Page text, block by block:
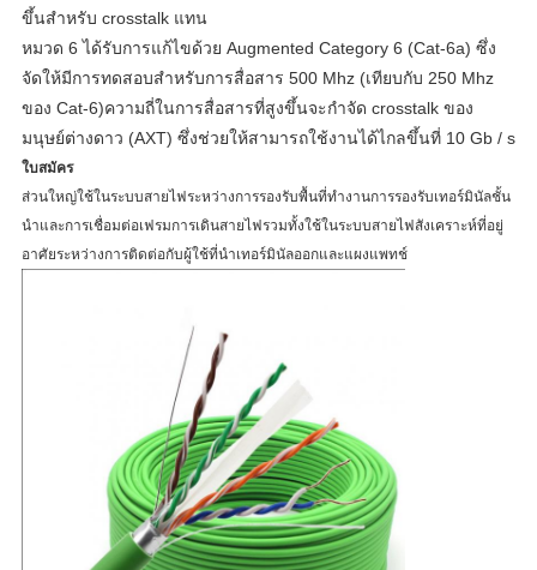
ขึ้นสำหรับ crosstalk แทน
หมวด 6 ได้รับการแก้ไขด้วย Augmented Category 6 (Cat-6a) ซึ่ง
จัดให้มีการทดสอบสำหรับการสื่อสาร 500 Mhz (เทียบกับ 250 Mhz
ของ Cat-6)ความถี่ในการสื่อสารที่สูงขึ้นจะกำจัด crosstalk ของ
มนุษย์ต่างดาว (AXT) ซึ่งช่วยให้สามารถใช้งานได้ไกลขึ้นที่ 10 Gb / s
ใบสมัคร
ส่วนใหญ่ใช้ในระบบสายไฟระหว่างการรองรับพื้นที่ทำงานการรองรับเทอร์มินัลชั้น
นำและการเชื่อมต่อเฟรมการเดินสายไฟรวมทั้งใช้ในระบบสายไฟสังเคราะห์ที่อยู่
อาศัยระหว่างการติดต่อกับผู้ใช้ที่นำเทอร์มินัลออกและแผงแพทช์